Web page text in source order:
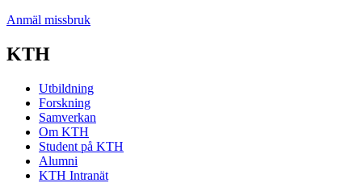
Anmäl missbruk
KTH
Utbildning
Forskning
Samverkan
Om KTH
Student på KTH
Alumni
KTH Intranät